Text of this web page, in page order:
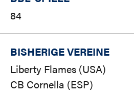
84
BISHERIGE VEREINE
Liberty Flames (USA)
CB Cornella (ESP)